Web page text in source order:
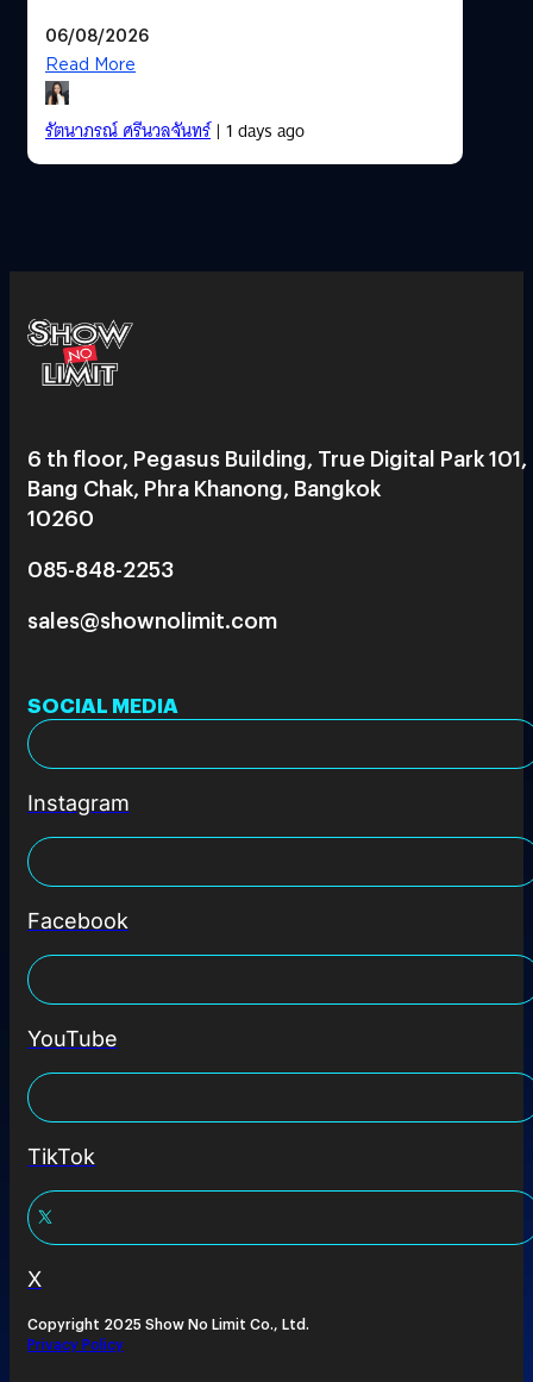
06/08/2026
Read More
รัตนาภรณ์ ศรีนวลจันทร์| 1 days ago
6 th floor, Pegasus Building, True Digital Park 101,
Bang Chak, Phra Khanong, Bangkok
10260
085-848-2253
sales@shownolimit.com
SOCIAL MEDIA
Instagram
Facebook
YouTube
TikTok
X
Copyright 2025 Show No Limit Co., Ltd.
Privacy Policy